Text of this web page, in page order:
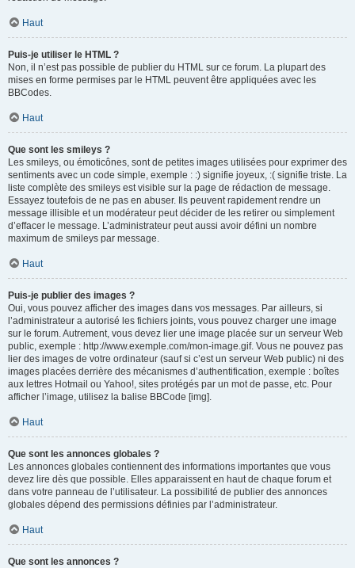
Haut
Puis-je utiliser le HTML ?
Non, il n’est pas possible de publier du HTML sur ce forum. La plupart des
mises en forme permises par le HTML peuvent être appliquées avec les
BBCodes.
Haut
Que sont les smileys ?
Les smileys, ou émoticônes, sont de petites images utilisées pour exprimer des
sentiments avec un code simple, exemple : :) signifie joyeux, :( signifie triste. La
liste complète des smileys est visible sur la page de rédaction de message.
Essayez toutefois de ne pas en abuser. Ils peuvent rapidement rendre un
message illisible et un modérateur peut décider de les retirer ou simplement
d’effacer le message. L’administrateur peut aussi avoir défini un nombre
maximum de smileys par message.
Haut
Puis-je publier des images ?
Oui, vous pouvez afficher des images dans vos messages. Par ailleurs, si
l’administrateur a autorisé les fichiers joints, vous pouvez charger une image
sur le forum. Autrement, vous devez lier une image placée sur un serveur Web
public, exemple : http://www.exemple.com/mon-image.gif. Vous ne pouvez pas
lier des images de votre ordinateur (sauf si c’est un serveur Web public) ni des
images placées derrière des mécanismes d’authentification, exemple : boîtes
aux lettres Hotmail ou Yahoo!, sites protégés par un mot de passe, etc. Pour
afficher l’image, utilisez la balise BBCode [img].
Haut
Que sont les annonces globales ?
Les annonces globales contiennent des informations importantes que vous
devez lire dès que possible. Elles apparaissent en haut de chaque forum et
dans votre panneau de l’utilisateur. La possibilité de publier des annonces
globales dépend des permissions définies par l’administrateur.
Haut
Que sont les annonces ?